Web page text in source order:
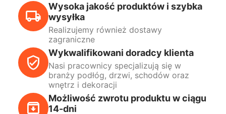
Wysoka jakość produktów i szybka
wysyłka
Realizujemy również dostawy
zagraniczne
Wykwalifikowani doradcy klienta
Nasi pracownicy specjalizują się w
branży podłóg, drzwi, schodów oraz
wnętrz i dekoracji
Możliwość zwrotu produktu w ciągu
14-dni